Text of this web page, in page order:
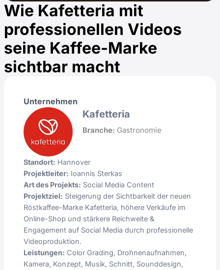
Wie Kafetteria mit
professionellen Videos
seine Kaffee-Marke
sichtbar macht
Unternehmen
Kafetteria
Branche: Gastronomie
Standort: Hannover
Projektleiter: Ioannis Sterkas
Art des Projekts: Social Media Content
Projektziel: Steigerung der Sichtbarkeit der neuen
Röstkaffee-Marke Kafetteria, höhere Verkäufe im
Online-Shop und stärkere Reichweite &
Engagement auf Social Media durch professionelle
Videoproduktion.
Leistungen: Color Grading, Drohnenaufnahmen,
Kamera, Konzept, Musik, Schnitt, Sounddesign,